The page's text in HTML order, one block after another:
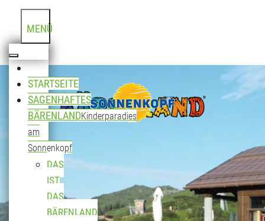
MENÜ
STARTSEITE
SAGENHAFTES
BÄRENLANDKinderparadies
am
Sonnenkopf
DAS
IST
DAS
BÄRENLAND